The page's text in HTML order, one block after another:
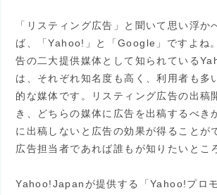
「リスティング広告」と聞いて思い浮か
ば、「Yahoo!」と「Google」ですよね
告の二大提供媒体として知られている
は、それぞれ知名度も高く、利用者も多
的な媒体です。リスティング広告の出稿
き、どちらの媒体に広告を出稿するべき
に出稿しないと広告の効果が得ることが
広告担当者であれば誰もが知りたいとこ
Yahoo!Japanが提供する「Yahoo!プロモ